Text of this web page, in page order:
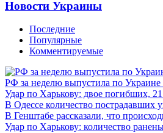
Новости Украины
Последние
Популярные
Комментируемые
РФ за неделю выпустила по Украине
Удар по Харькову: двое погибших,
В Одессе количество пострадавших
В Генштабе рассказали, что
Удар по Харькову: количество